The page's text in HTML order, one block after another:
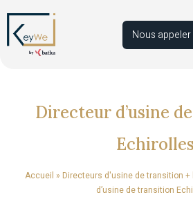
Nous appeler
Directeur d’usine
Echirolles
Accueil » Directeurs d'usine de transition
d’usine de transition